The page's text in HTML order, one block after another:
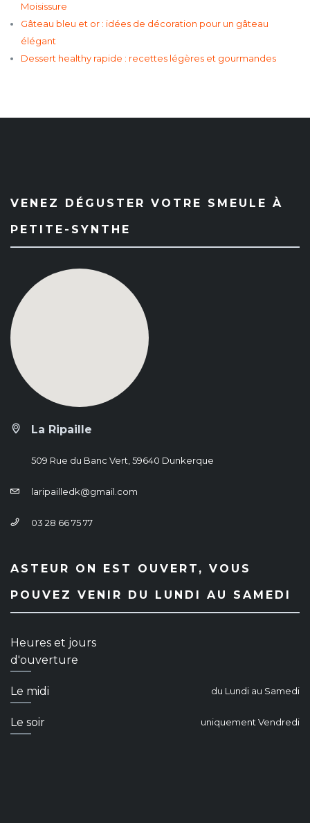
Moisissure
Gâteau bleu et or : idées de décoration pour un gâteau
élégant
Dessert healthy rapide : recettes légères et gourmandes
VENEZ DÉGUSTER VOTRE SMEULE À
PETITE-SYNTHE
La Ripaille
509 Rue du Banc Vert, 59640 Dunkerque
laripailledk@gmail.com
03 28 66 75 77
ASTEUR ON EST OUVERT, VOUS
POUVEZ VENIR DU LUNDI AU SAMEDI
Heures et jours
d'ouverture
Le midi du Lundi au Samedi
Le soir uniquement Vendredi